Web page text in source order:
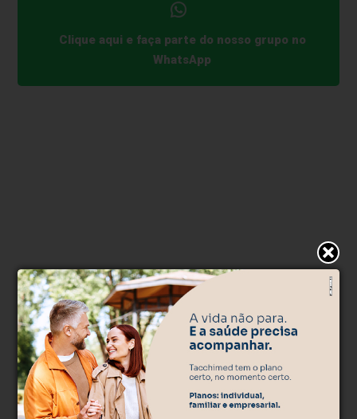
Clique aqui e faça parte do nosso grupo no
WhatsApp
* O conteúdo de cada comentário é de responsabilidade de quem
realizá-lo. Nos reservamos ao direito de reprovar ou eliminar
comentários em desacordo com o propósito do site ou que
contenham palavras ofensivas.